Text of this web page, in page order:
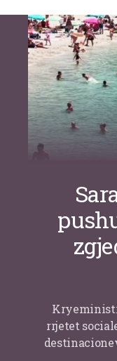
inteligjente
NgaOr Shalom
rrjetet